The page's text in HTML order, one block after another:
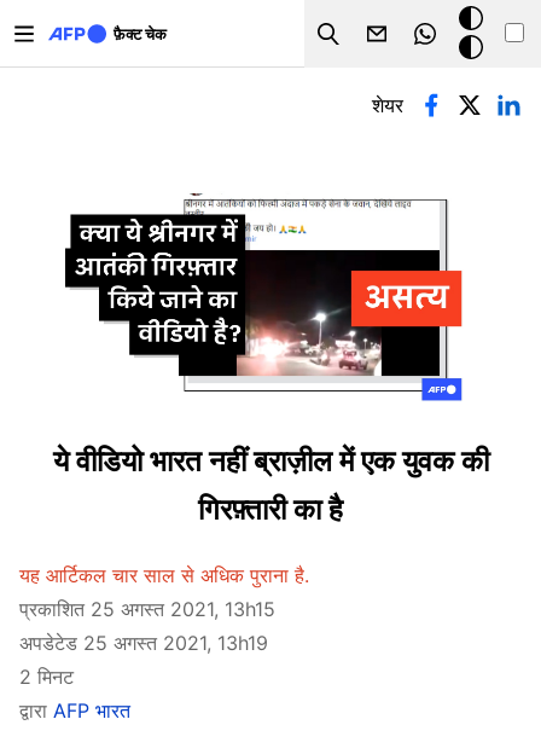
फ़ैक्ट चेक
Search
डार्क
मोड
प्राथमिक टैब्स
शेयर
ये वीडियो भारत नहीं ब्राज़ील में एक युवक की
गिरफ़्तारी का है
यह आर्टिकल चार साल से अधिक पुराना है.
प्रकाशित 25 अगस्त 2021, 13h15
अपडेटेड 25 अगस्त 2021, 13h19
2 मिनट
द्वारा AFP भारत